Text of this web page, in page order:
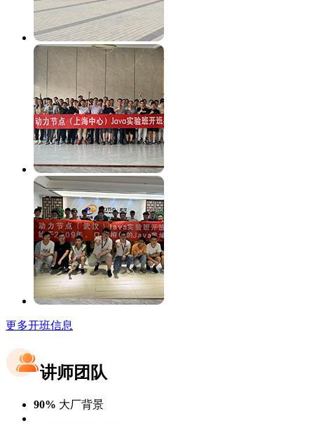
更多开班信息
讲师团队
90% 大厂背景